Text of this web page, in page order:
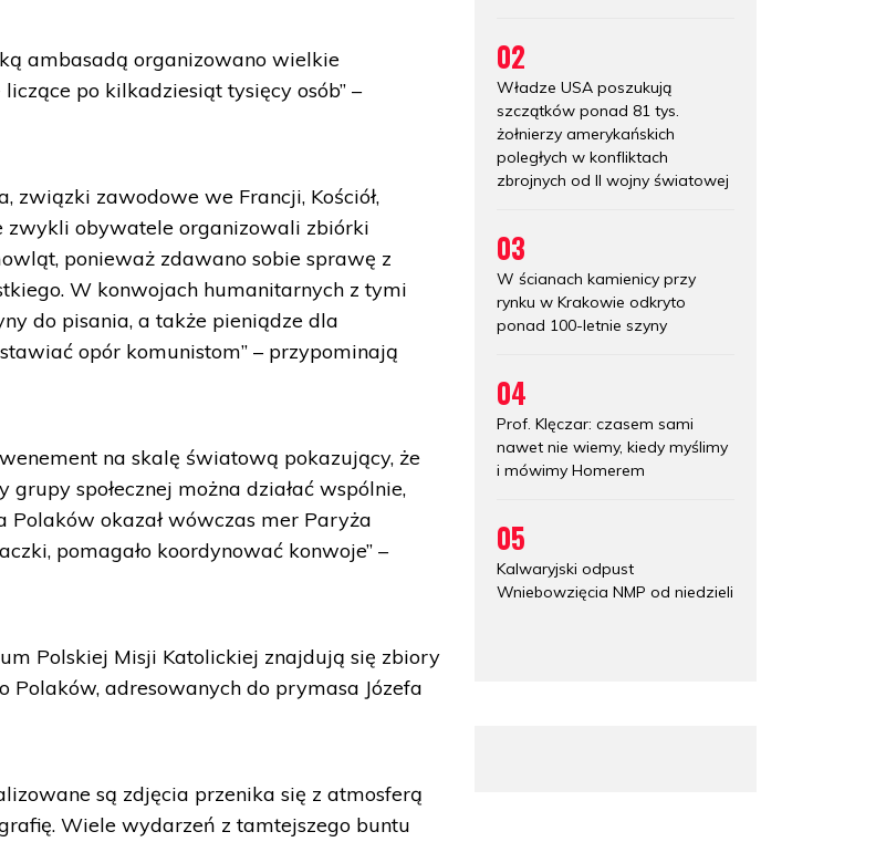
ambasadą organizowano wielkie
po kilkadziesiąt tysięcy osób” –
związki zawodowe we Francji, Kościół,
obywatele organizowali zbiórki
ponieważ zdawano sobie sprawę z
W konwojach humanitarnych z tymi
do pisania, a także pieniądze dla
opór komunistom” – przypominają
na skalę światową pokazujący, że
społecznej można działać wspólnie,
Polaków okazał wówczas mer Paryża
pomagało koordynować konwoje” –
Polskiej Misji Katolickiej znajdują się zbiory
adresowanych do prymasa Józefa
są zdjęcia przenika się z atmosferą
Wiele wydarzeń z tamtejszego buntu
02
Władze USA poszukują
szczątków ponad 81 tys.
żołnierzy amerykańskich
poległych w konfliktach
zbrojnych od II wojny światowej
03
W ścianach kamienicy przy
rynku w Krakowie odkryto
ponad 100-letnie szyny
04
Prof. Klęczar: czasem sami
nawet nie wiemy, kiedy myślimy
i mówimy Homerem
05
Kalwaryjski odpust
Wniebowzięcia NMP od niedzieli